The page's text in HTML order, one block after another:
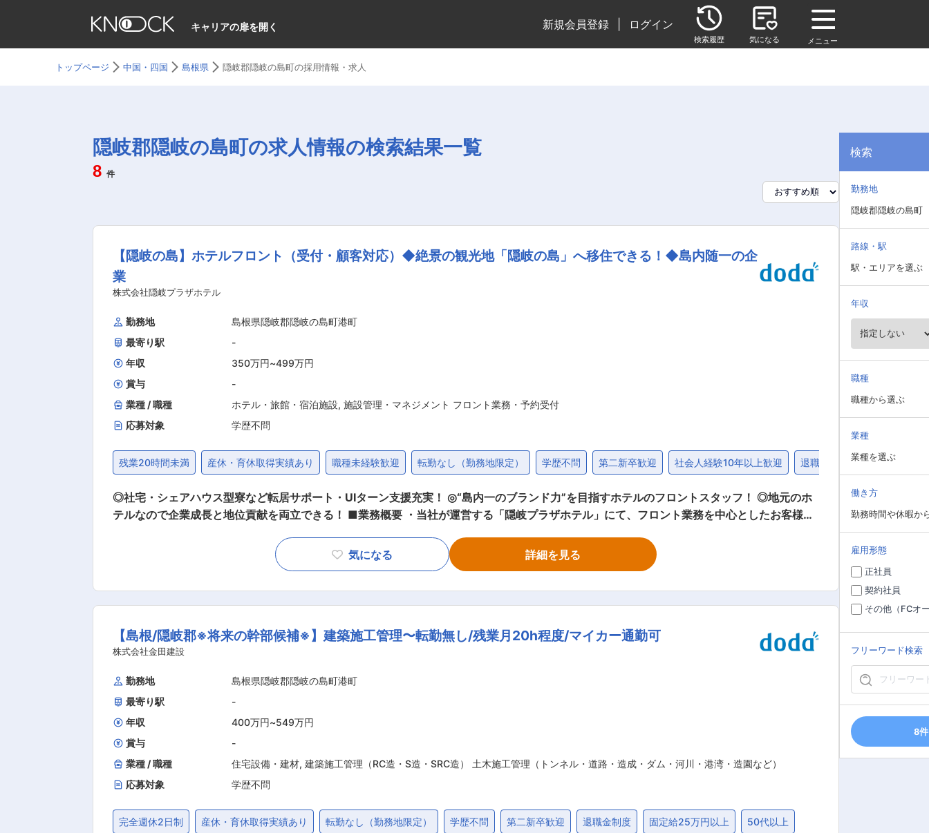
キャリアの扉を開く 新規会員登録 ログイン
検索履歴 気になる メニュー
トップページ 中国・四国 島根県 隠岐郡隠岐の島町の採用情報・求人
隠岐郡隠岐の島町の求人情報の検索結果一覧
8 件
【隠岐の島】ホテルフロント（受付・顧客対応）◆絶景の観光地「隠岐の島」へ移住できる！◆島内随一の企
業
株式会社隠岐プラザホテル
勤務地
島根県隠岐郡隠岐の島町港町
最寄り駅
-
年収
350万円~499万円
賞与
-
業種 / 職種
ホテル・旅館・宿泊施設, 施設管理・マネジメント フロント業務・予約受付
応募対象
学歴不問
残業20時間未満 産休・育休取得実績あり 職種未経験歓迎 転勤なし（勤務地限定） 学歴不問 第二新卒歓迎 社会人経験10年以上歓迎 退職金制度 社宅・家賃補
◎社宅・シェアハウス型寮など転居サポート・UIターン支援充実！ ◎“島内一のブランド力”を目指すホテルのフロントスタッフ！ ◎地元のホ
テルなので企業成長と地位貢献を両立できる！ ■業務概要 ・当社が運営する「隠岐プラザホテル」にて、フロント業務を中心としたお客様対
と感じていただけるような体験価値の創造がミッションです。 ・チームの一員として、地域を盛り上げる施策やサービス向上にも積極的に取
フロントスタッフ6〜7名です。 ・地元出身者・移住者が協働し、多様な価値観を尊重する風土です。 ■業務の魅力 ・自らの提案や実行力が
ホテルや地域の発展に直結し、個の存在感や影響力を実感できます。島のブランド向上に貢献できるやりがいがあります。 ■教育体制 ・入社
105日）：「ライブに行きたいのでこの日は休みを」という要望もOK！ ・個室寮・社宅完備／転居サポートあり。 ・自然豊かな環境で働きつ
つ、地域との関わりも深められます。 ■入社後 ・現場スタッフから主任→課長補佐→課長など着実な昇進が可能。 ・マネジメントや新規事業
にも挑戦できます。 ■企業の特徴/魅力 「隠岐の島を好きになる旅行体験」を追求し、地域資本で運営。理念共感型の社風で、主体的なキャリ
気になる 詳細を見る
【島根/隠岐郡※将来の幹部候補※】建築施工管理〜転勤無し/残業月20h程度/マイカー通勤可
株式会社金田建設
勤務地
島根県隠岐郡隠岐の島町港町
最寄り駅
-
年収
400万円~549万円
賞与
-
業種 / 職種
住宅設備・建材, 建築施工管理（RC造・S造・SRC造） 土木施工管理（トンネル・道路・造成・ダム・河川・港湾・造園など）
応募対象
学歴不問
完全週休2日制 産休・育休取得実績あり 転勤なし（勤務地限定） 学歴不問 第二新卒歓迎 退職金制度 固定給25万円以上 50代以上
検索
勤務地
隠岐郡隠岐の島町
路線・駅
駅・エリアを選ぶ
年収
職種
職種から選ぶ
業種
業種を選ぶ
働き方
勤務時間や休暇か
雇用形態
正社員
契約社員
その他（FCオ
フリーワード検索
8